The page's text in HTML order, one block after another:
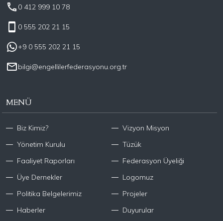
0 412 999 10 78
0 555 202 21 15
+9 0 555 202 21 15
bilgi@engellilerfederasyonu.org.tr
MENÜ
Biz Kimiz?
Vizyon Misyon
Yönetim Kurulu
Tüzük
Faaliyet Raporları
Federasyon Üyeliği
Üye Dernekler
Logomuz
Politika Belgelerimiz
Projeler
Haberler
Duyurular